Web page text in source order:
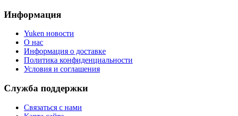
Информация
Yuken новости
О нас
Информация о доставке
Политика конфиденциальности
Условия и соглашения
Служба поддержки
Связаться с нами